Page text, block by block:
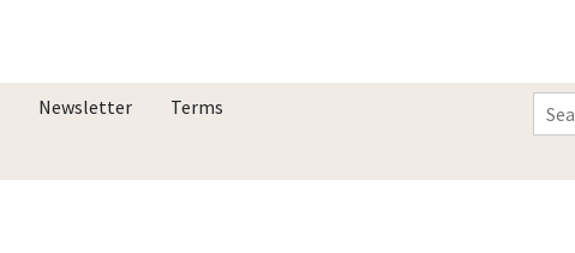
Newsletter Terms